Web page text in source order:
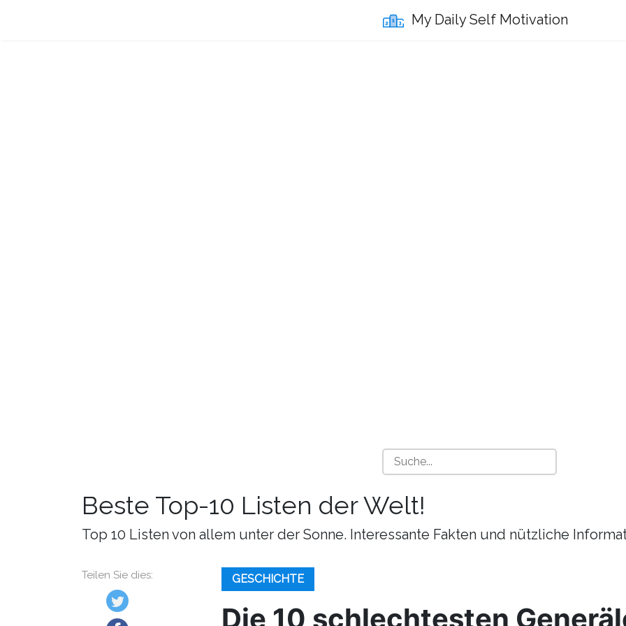
My Daily Self Motivation
Beste Top-10 Listen der Welt!
Top 10 Listen von allem unter der Sonne. Interessante Fakten und nützliche
Teilen Sie dies: GESCHICHTE
Die 10 schlechtesten